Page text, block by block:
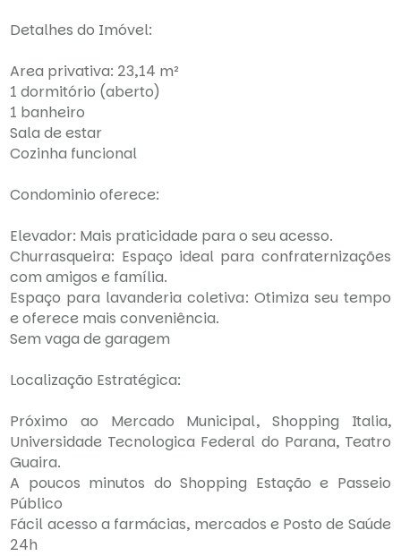
Detalhes do Imóvel:
Area privativa: 23,14 m²
1 dormitório (aberto)
1 banheiro
Sala de estar
Cozinha funcional
Condominio oferece:
Elevador: Mais praticidade para o seu acesso.
Churrasqueira: Espaço ideal para confraternizações
com amigos e família.
Espaço para lavanderia coletiva: Otimiza seu tempo
e oferece mais conveniência.
Sem vaga de garagem
Localização Estratégica:
Próximo ao Mercado Municipal, Shopping Italia,
Universidade Tecnologica Federal do Parana, Teatro
Guaira.
A poucos minutos do Shopping Estação e Passeio
Público
Fácil acesso a farmácias, mercados e Posto de Saúde
24h